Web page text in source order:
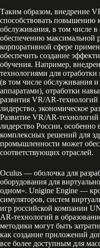
Таким образом, внедрение
способствовать повышению
обслуживания, в том числе
обеспечению максимальной
корпоративной сфере
обеспечить создание
обучения. Например,
технологиями для
(в том числе обслуживания
аппаратами), отработки
развития VR/AR-технологий
лидерство, экономическое
Развитие VR/AR-технологий
лидерство России, особенно
комплексных решений для
промышленности может
соответствующих отраслей.
Oculus — оболочка для
оборудования для
одном». Unigine Engine —
симуляторов, систем
игр российской компании
AR-технологий в
методики могут быть
как создание приложений
все более доступным для